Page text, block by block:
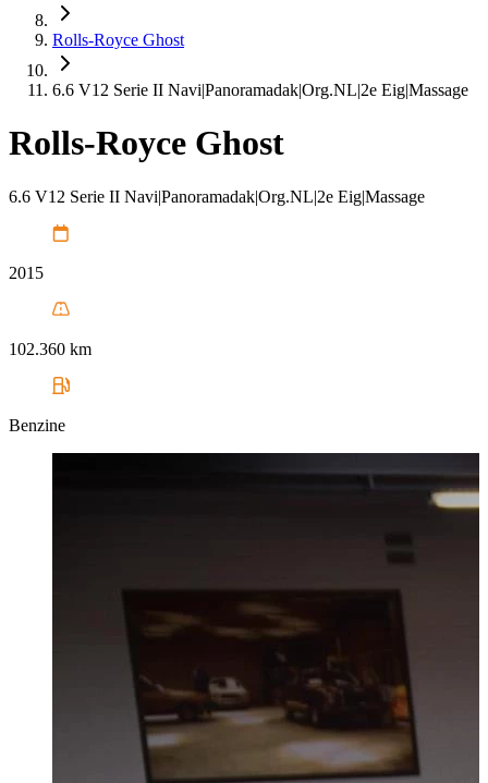
Rolls-Royce Ghost
6.6 V12 Serie II Navi|Panoramadak|Org.NL|2e Eig|Massage
Rolls-Royce Ghost
6.6 V12 Serie II Navi|Panoramadak|Org.NL|2e Eig|Massage
2015
102.360 km
Benzine